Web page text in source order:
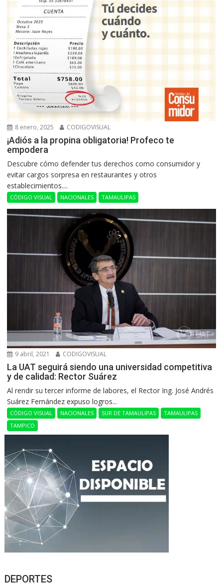
8 enero, 2025 CODIGOVISUAL
¡Adiós a la propina obligatoria! Profeco te
empodera
Descubre cómo defender tus derechos como consumidor y
evitar cargos sorpresa en restaurantes y otros
establecimientos....
CÓDIGO VISUAL NACIONALES TAMAULIPAS
9 abril, 2021 CODIGOVISUAL
La UAT seguirá siendo una universidad competitiva
y de calidad: Rector Suárez
Al rendir su tercer informe de labores, el Rector Ing. José Andrés
Suárez Fernández expuso logros...
CÓDIGO VISUAL NACIONALES SUR DE TAMAULIPAS
TAMAULIPAS
TAMPICO
DEPORTES